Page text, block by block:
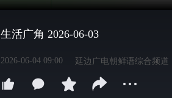
生活广角 2026-06-03
2026-06-04 09:00 延边广电朝鲜语综合频道